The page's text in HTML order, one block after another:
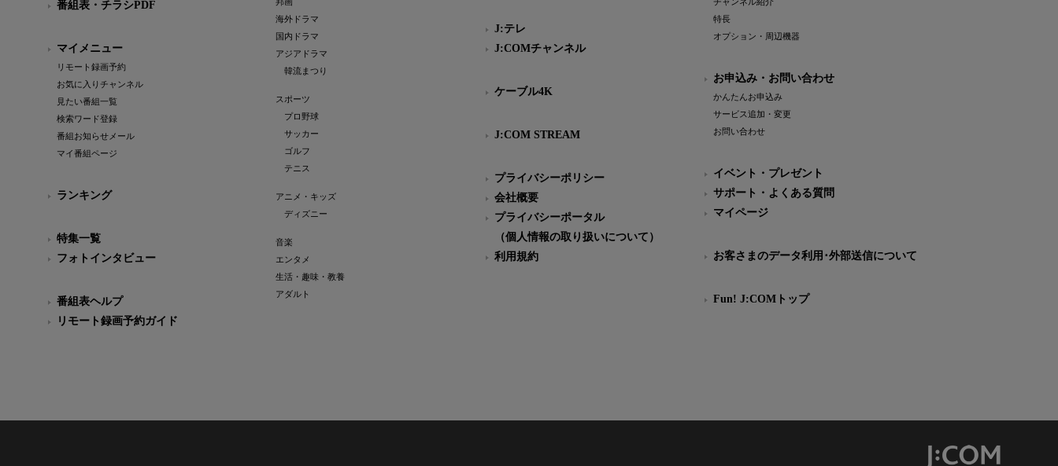
番組表・チラシPDF
マイメニュー
リモート録画予約
お気に入りチャンネル
見たい番組一覧
検索ワード登録
番組お知らせメール
マイ番組ページ
ランキング
特集一覧
フォトインタビュー
番組表ヘルプ
リモート録画予約ガイド
海外ドラマ
国内ドラマ
アジアドラマ
韓流まつり
スポーツ
プロ野球
サッカー
ゴルフ
テニス
アニメ・キッズ
ディズニー
音楽
エンタメ
生活・趣味・教養
アダルト
J:テレ
J:COMチャンネル
ケーブル4K
J:COM STREAM
プライバシーポリシー
会社概要
プライバシーポータル
（個人情報の取り扱いについて）
利用規約
特長
オプション・周辺機器
お申込み・お問い合わせ
かんたんお申込み
サービス追加・変更
お問い合わせ
イベント・プレゼント
サポート・よくある質問
マイページ
お客さまのデータ利用･外部送信について
Fun! J:COMトップ